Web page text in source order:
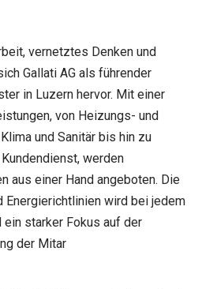
vernetztes Denken und
Gallati AG als führender
in Luzern hervor. Mit einer
von Heizungs- und
und Sanitär bis hin zu
werden
aus einer Hand angeboten. Die
Energierichtlinien wird bei jedem
ein starker Fokus auf der
der Mitar